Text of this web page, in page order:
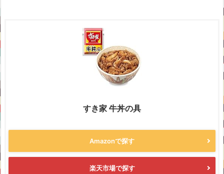
すき家 牛丼の具
Amazonで探す
楽天市場で探す